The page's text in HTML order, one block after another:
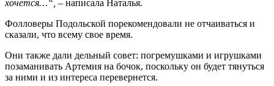
хочется…“, – написала Наталья.
Фолловеры Подольской порекомендовали не отчаиваться и
сказали, что всему свое время.
Они также дали дельный совет: погремушками и игрушками
позаманивать Артемия на бочок, поскольку он будет тянуться
за ними и из интереса перевернется.